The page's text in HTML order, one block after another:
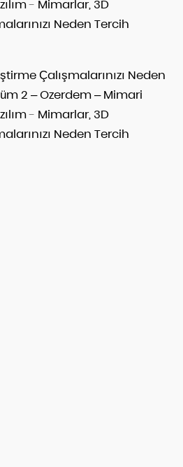
- Mimarlar, 3D
Neden Tercih
Çalışmalarınızı Neden
2 – Ozerdem – Mimari
- Mimarlar, 3D
Neden Tercih